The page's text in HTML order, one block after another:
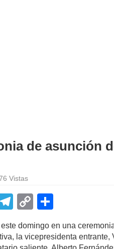
de asunción
Vistas
E
T
el
e
C
o
p
ar
domingo en una
la vicepresidenta entrante,